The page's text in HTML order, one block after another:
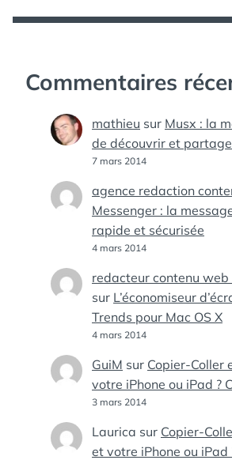
Commentaires
mathieu sur Musx : la
de découvrir et
7 mars 2014
agence redaction
Messenger : la
rapide et sécurisée
4 mars 2014
redacteur contenu
sur L’économiseur
Trends pour Mac OS X
4 mars 2014
GuiM sur Copier-Coller
votre iPhone ou iPad ?
3 mars 2014
Laurica sur Copier-
et votre iPhone ou iPad